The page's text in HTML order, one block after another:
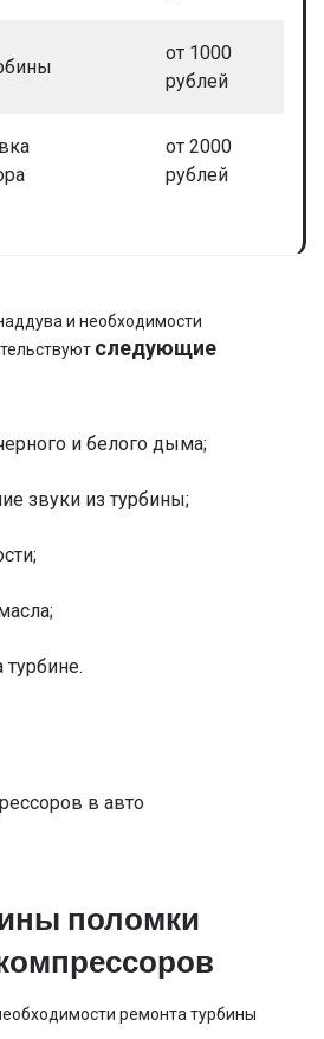
от 1000
рублей
от 2000
рублей
и необходимости
следующие
и белого дыма;
звуки из турбины;
турбине.
поломки
ремонта турбины